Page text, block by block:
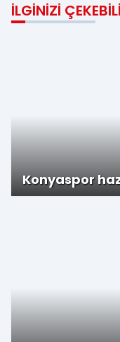
İLGINIZI
Konyaspor